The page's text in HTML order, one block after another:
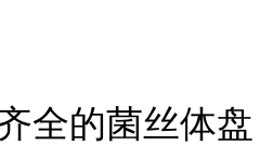
全的菌丝体盘